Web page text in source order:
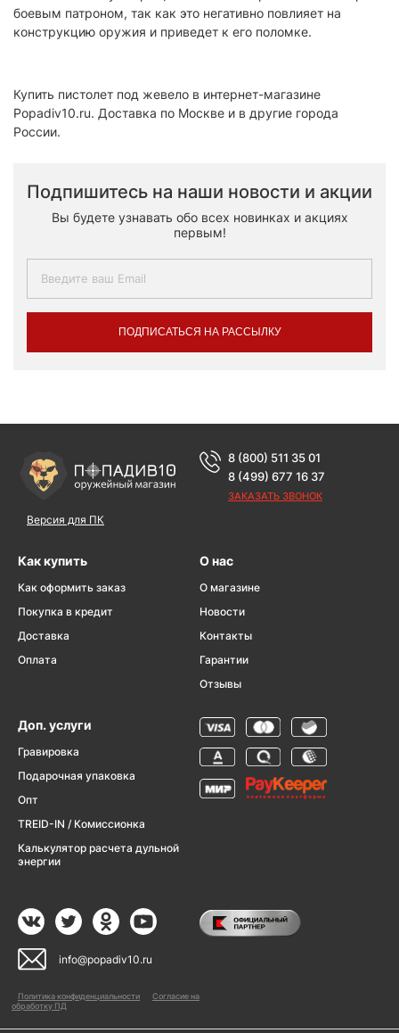
боевым патроном, так как это негативно повлияет на
конструкцию оружия и приведет к его поломке.
Купить пистолет под жевело в интернет-магазине
Popadiv10.ru. Доставка по Москве и в другие города
России.
Подпишитесь на наши новости и акции
Вы будете узнавать обо всех новинках и акциях
первым!
ПОДПИСАТЬСЯ НА РАССЫЛКУ
Версия для ПК
8 (800) 511 35 01
8 (499) 677 16 37
ЗАКАЗАТЬ ЗВОНОК
Как купить
Как оформить заказ
Покупка в кредит
Доставка
Оплата
О нас
О магазине
Новости
Контакты
Гарантии
Отзывы
Доп. услуги
Гравировка
Подарочная упаковка
Опт
TREID-IN / Комиссионка
Калькулятор расчета дульной
энергии
info@popadiv10.ru
Политика конфиденциальности
Согласие на
обработку ПД